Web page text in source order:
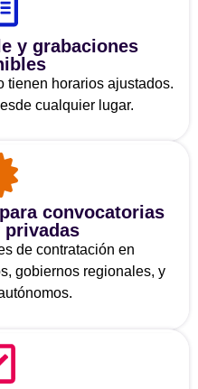
y grabaciones
tienen horarios ajustados.
cualquier lugar.
convocatorias
privadas
de contratación en
gobiernos regionales, y